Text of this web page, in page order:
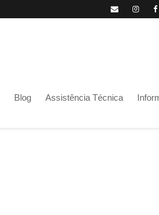
Blog Assistência Técnica